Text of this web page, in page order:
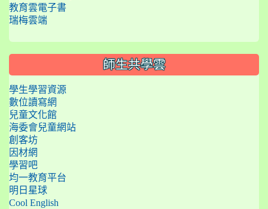
教育雲電子書
瑞梅雲端
師生共學雲
學生學習資源
數位讀寫網
兒童文化館
海委會兒童網站
創客坊
因材網
學習吧
均一教育平台
明日星球
Cool English